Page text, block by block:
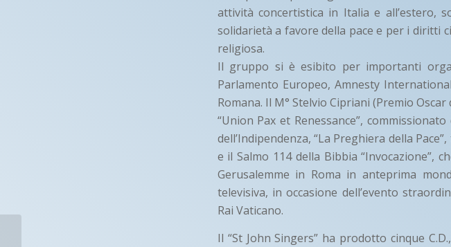
attività concertistica in Italia e all’estero,
solidarietà a favore della pace e per i diritti
religiosa.
Il gruppo si è esibito per importanti
Parlamento Europeo, Amnesty
Romana. Il M° Stelvio Cipriani (Premio
“Union Pax et Renessance”,
dell’Indipendenza, “La Preghiera della
e il Salmo 114 della Bibbia “Invocazione”,
Gerusalemme in Roma in anteprima
televisiva, in occasione dell’evento
Rai Vaticano.
Il “St John Singers” ha prodotto cinque